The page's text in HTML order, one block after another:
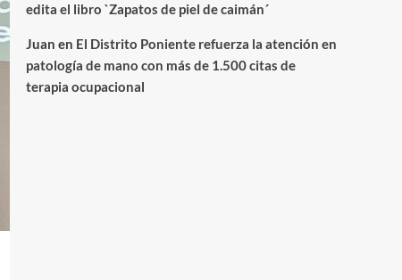
edita el libro `Zapatos de piel de caimán´
Juan en El Distrito Poniente refuerza la atención en
patología de mano con más de 1.500 citas de
terapia ocupacional